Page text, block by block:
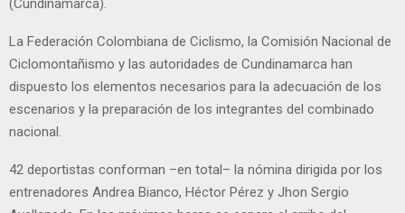
La Federación Colombiana de Ciclismo, la Comisión Nacional de
Ciclomontañismo y las autoridades de Cundinamarca han
dispuesto los elementos necesarios para la adecuación de los
escenarios y la preparación de los integrantes del combinado
nacional.
42 deportistas conforman –en total– la nómina dirigida por los
entrenadores Andrea Bianco, Héctor Pérez y Jhon Sergio